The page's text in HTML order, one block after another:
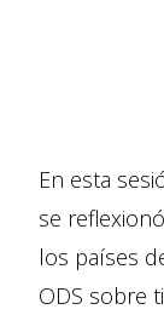
En esta
se
los países
ODS sobre